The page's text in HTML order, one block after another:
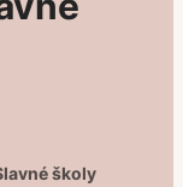
školy